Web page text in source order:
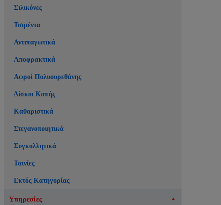
Σιλικόνες
Τσιμέντα
Αντιπαγωτικά
Αποφρακτικά
Αφροί Πολυουρεθάνης
Δίσκοι Κοπής
Καθαριστικά
Στεγανοποιητικά
Συγκολλητικά
Ταινίες
Εκτός Κατηγορίας
Υπηρεσίες